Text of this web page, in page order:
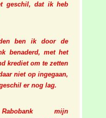
geschil, dat ik heb
ben ik door de
benaderd, met het
krediet om te zetten
niet op ingegaan,
er nog lag.
mijn